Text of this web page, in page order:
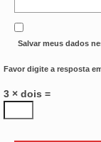
Salvar meus dados
Favor digite a resposta
3 × dois =